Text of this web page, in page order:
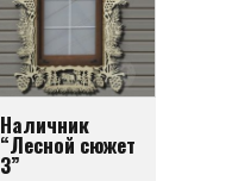
Наличник
“Лесной сюжет
3”